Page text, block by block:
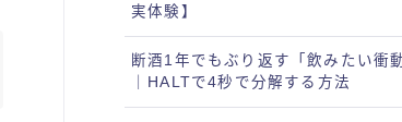
実体験】
断酒1年でもぶり返す「飲みたい衝
｜HALTで4秒で分解する方法